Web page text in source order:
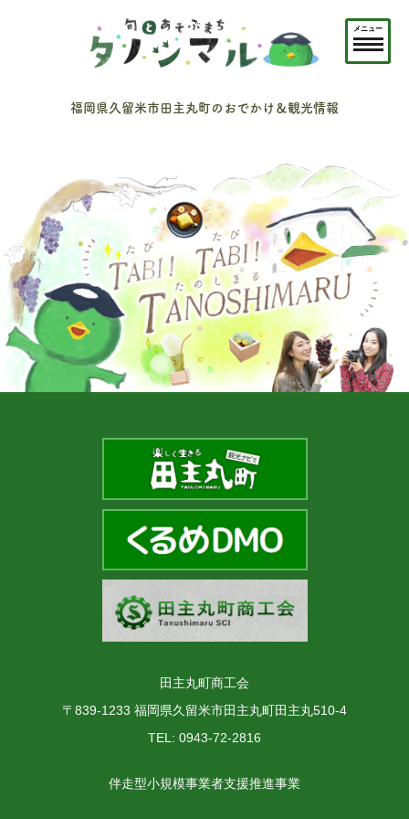
福岡県久留米市田主丸町のおでかけ＆観光情報
メニュー
田主丸町商工会
〒839-1233 福岡県久留米市田主丸町田主丸510-4
TEL: 0943-72-2816
伴走型小規模事業者支援推進事業